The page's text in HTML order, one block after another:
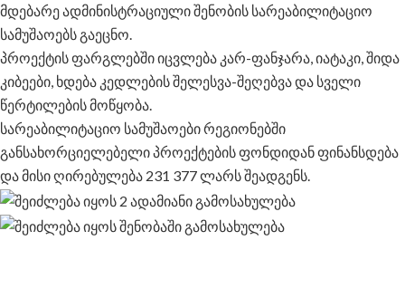
მდებარე ადმინისტრაციული შენობის სარეაბილიტაციო
სამუშაოებს გაეცნო.
პროექტის ფარგლებში იცვლება კარ-ფანჯარა, იატაკი, შიდა
კიბეები, ხდება კედლების შელესვა-შეღებვა და სველი
წერტილების მოწყობა.
სარეაბილიტაციო სამუშაოები რეგიონებში
განსახორციელებელი პროექტების ფონდიდან ფინანსდება
და მისი ღირებულება 231 377 ლარს შეადგენს.